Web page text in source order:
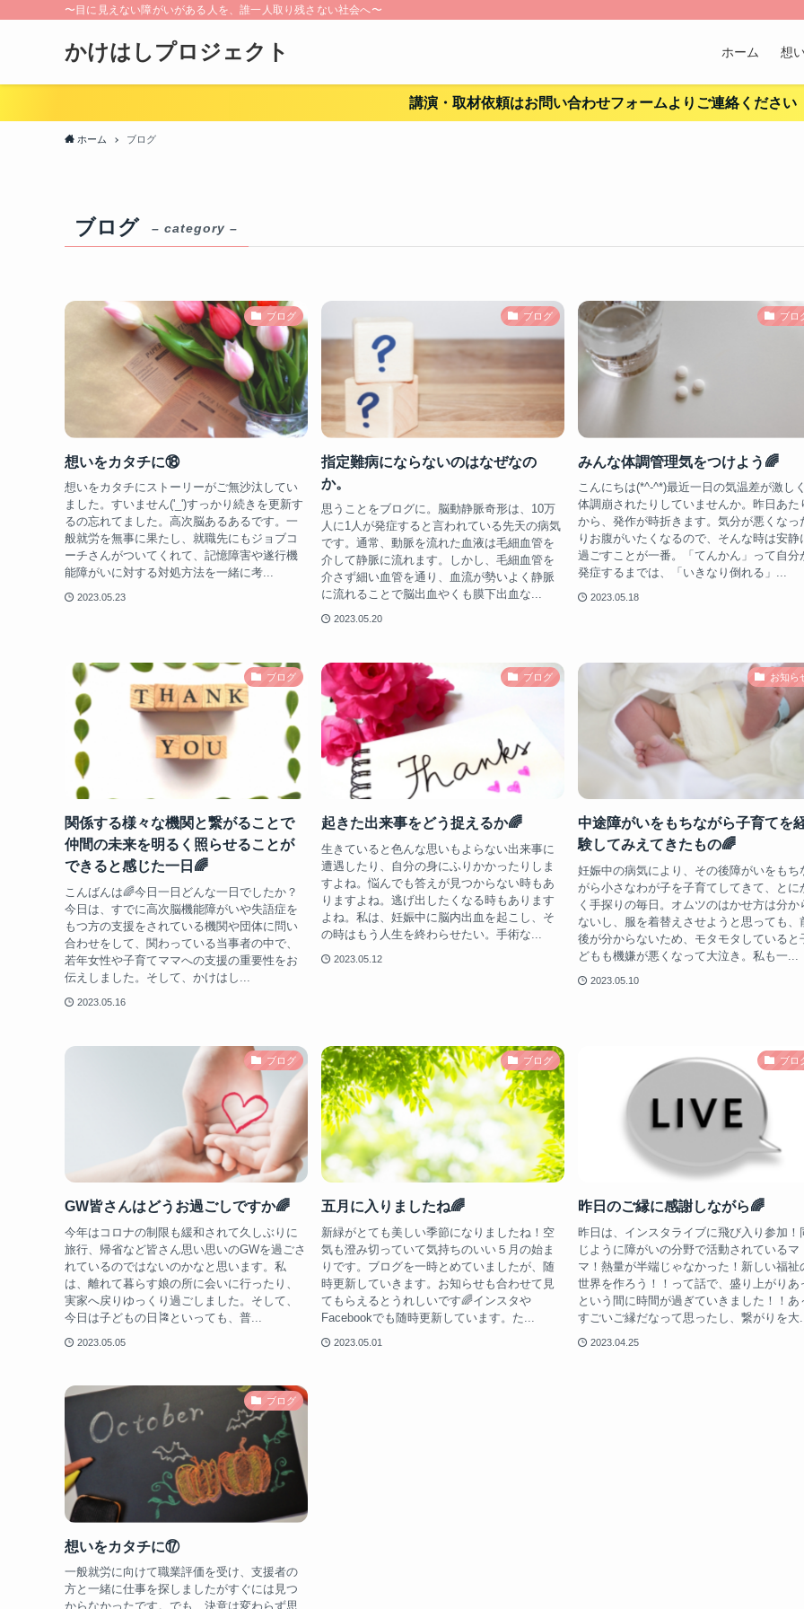
〜目に見えない障がいがある人を、誰一人取り残さない社会へ〜
かけはしプロジェクト ホーム 想
講演・取材依頼はお問い合わせフォームよりご連絡ください
ホーム ブログ
ブログ – category –
ブログ
想いをカタチに⑱
想いをカタチにストーリーがご無沙汰してい
ました。すいません('_')すっかり続きを更新す
るの忘れてました。高次脳あるあるです。一
般就労を無事に果たし、就職先にもジョブコ
ーチさんがついてくれて、記憶障害や遂行機
能障がいに対する対処方法を一緒に考...
2023.05.23
ブログ
指定難病にならないのはなぜなの
か。
思うことをブログに。脳動静脈奇形は、10万
人に1人が発症すると言われている先天の病気
です。通常、動脈を流れた血液は毛細血管を
介して静脈に流れます。しかし、毛細血管を
介さず細い血管を通り、血流が勢いよく静脈
に流れることで脳出血やくも膜下出血な...
2023.05.20
ブロ
みんな体調管理気をつけよう🌈
こんにちは(*^-^*)最近一日の気温差が激し
体調崩されたりしていませんか。昨日あた
から、発作が時折きます。気分が悪くなっ
りお腹がいたくなるので、そんな時は安静
過ごすことが一番。「てんかん」って自分
発症するまでは、「いきなり倒れる」...
2023.05.18
ブログ
関係する様々な機関と繋がることで
仲間の未来を明るく照らせることが
できると感じた一日🌈
こんばんは🌈今日一日どんな一日でしたか？
今日は、すでに高次脳機能障がいや失語症を
もつ方の支援をされている機関や団体に問い
合わせをして、関わっている当事者の中で、
若年女性や子育てママへの支援の重要性をお
伝えしました。そして、かけはし...
2023.05.16
ブログ
起きた出来事をどう捉えるか🌈
生きていると色んな思いもよらない出来事に
遭遇したり、自分の身にふりかかったりしま
すよね。悩んでも答えが見つからない時もあ
りますよね。逃げ出したくなる時もあります
よね。私は、妊娠中に脳内出血を起こし、そ
の時はもう人生を終わらせたい。手術な...
2023.05.12
お知ら
中途障がいをもちながら子育てを
験してみえてきたもの🌈
妊娠中の病気により、その後障がいをもち
がら小さなわが子を子育てしてきて、とに
く手探りの毎日。オムツのはかせ方は分か
ないし、服を着替えさせようと思っても、
後が分からないため、モタモタしていると
どもも機嫌が悪くなって大泣き。私も一...
2023.05.10
ブログ
GW皆さんはどうお過ごしですか🌈
今年はコロナの制限も緩和されて久しぶりに
旅行、帰省など皆さん思い思いのGWを過ごさ
れているのではないのかなと思います。私
は、離れて暮らす娘の所に会いに行ったり、
実家へ戻りゆっくり過ごしました。そして、
今日は子どもの日🎏といっても、普...
2023.05.05
ブログ
五月に入りましたね🌈
新緑がとても美しい季節になりましたね！空
気も澄み切っていて気持ちのいい５月の始ま
りです。ブログを一時とめていましたが、随
時更新していきます。お知らせも合わせて見
てもらえるとうれしいです🌈インスタや
Facebookでも随時更新しています。た...
2023.05.01
ブロ
昨日のご縁に感謝しながら🌈
昨日は、インスタライブに飛び入り参加！
じように障がいの分野で活動されているマ
マ！熱量が半端じゃなかった！新しい福祉
世界を作ろう！！って話で、盛り上がりあ
という間に時間が過ぎていきました！！あ
すごいご縁だなって思ったし、繋がりを大...
2023.04.25
ブログ
想いをカタチに⑰
一般就労に向けて職業評価を受け、支援者の
方と一緒に仕事を探しましたがすぐには見つ
からなかったです。でも、決意は変わらず思